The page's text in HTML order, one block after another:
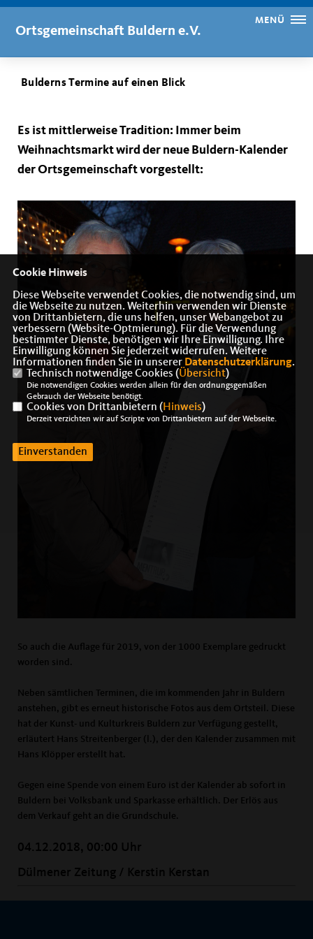
Ortsgemeinschaft Buldern e.V.
MENÜ
Bulderns Termine auf einen Blick
Es ist mittlerweise Tradition: Immer beim
Weihnachtsmarkt wird der neue Buldern-Kalender
der Ortsgemeinschaft vorgestellt:
So auch die Auflage für 2019, von der 1000 Exemplare gedruckt
worden sind.
Neben sämtlichen Terminen, die im kommenden Jahr in Buldern
anstehen, gibt es erneut historische Fotos aus dem Ortsteil. Diese
hat der Kunst- und Kulturkreis Buldern zur Verfügung gestellt,
erläutert Hans Streitenberger (l.), der den Kalender zusammen mit
Hans Klöpper erstellt hat.
Gegen eine Spende von einem Euro ist der Kalender ab sofort in
Buldern bei Volksbank und Sparkasse erhältlich. Der Erlös aus
dem Verkauf geht an die Grundschule.
04.12.2018, 00:00 Uhr
Dülmener Zeitung / Kerstin Kerstan
Cookie Hinweis
Diese Webseite verwendet Cookies, die notwendig sind, um
die Webseite zu nutzen. Weiterhin verwenden wir Dienste
von Drittanbietern, die uns helfen, unser Webangebot zu
verbessern (Website-Optmierung). Für die Verwendung
bestimmter Dienste, benötigen wir Ihre Einwilligung. Ihre
Einwilligung können Sie jederzeit widerrufen. Weitere
Informationen finden Sie in unserer Datenschutzerklärung.
Technisch notwendige Cookies (Übersicht)
Die notwendigen Cookies werden allein für den ordnungsgemäßen
Gebrauch der Webseite benötigt.
Cookies von Drittanbietern ( Hinweis)
Derzeit verzichten wir auf Scripte von Drittanbietern auf der Webseite.
Einverstanden